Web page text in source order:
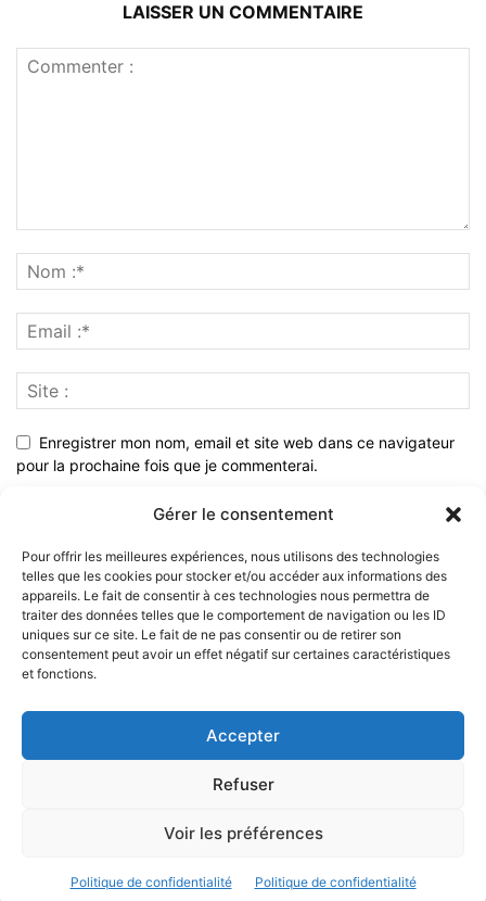
Gérer le consentement
Pour offrir les meilleures expériences, nous utilisons des technologies
telles que les cookies pour stocker et/ou accéder aux informations des
appareils. Le fait de consentir à ces technologies nous permettra de
traiter des données telles que le comportement de navigation ou les ID
uniques sur ce site. Le fait de ne pas consentir ou de retirer son
consentement peut avoir un effet négatif sur certaines caractéristiques
et fonctions.
Accepter
Refuser
Voir les préférences
Politique de confidentialité Politique de confidentialité
LAISSER UN COMMENTAIRE
Enregistrer mon nom, email et site web dans ce navigateur
pour la prochaine fois que je commenterai.
À PROPOS
SUIVEZ NOUS
© 2023 - Marine & Océans